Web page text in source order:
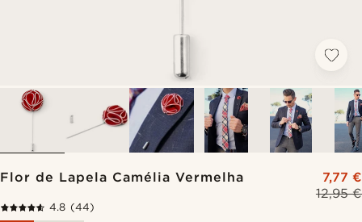
Flor de Lapela Camélia Vermelha
12,95 €
7,77 €
4.8 (44)